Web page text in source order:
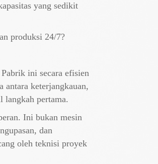
yang sedikit
produksi 24/7?
ini secara efisien
antara keterjangkauan,
langkah pertama.
Ini bukan mesin
dan
oleh teknisi proyek